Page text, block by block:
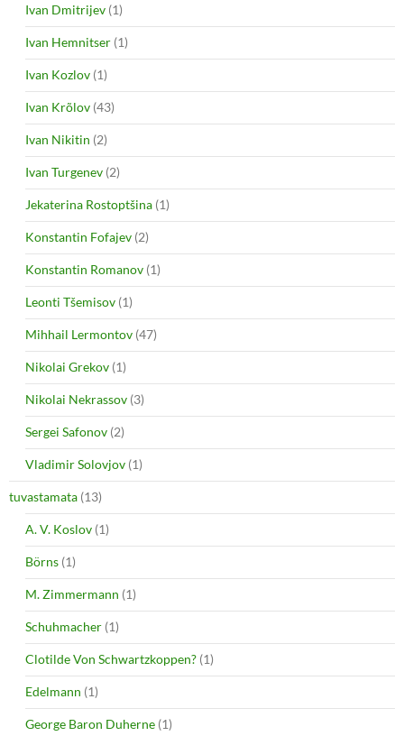
Ivan Dmitrijev (1)
Ivan Hemnitser (1)
Ivan Kozlov (1)
Ivan Krõlov (43)
Ivan Nikitin (2)
Ivan Turgenev (2)
Jekaterina Rostoptšina (1)
Konstantin Fofajev (2)
Konstantin Romanov (1)
Leonti Tšemisov (1)
Mihhail Lermontov (47)
Nikolai Grekov (1)
Nikolai Nekrassov (3)
Sergei Safonov (2)
Vladimir Solovjov (1)
tuvastamata (13)
A. V. Koslov (1)
Börns (1)
M. Zimmermann (1)
Schuhmacher (1)
Clotilde Von Schwartzkoppen? (1)
Edelmann (1)
George Baron Duherne (1)